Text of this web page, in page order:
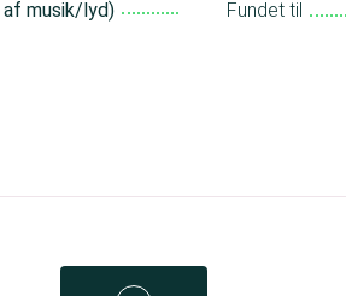
af musik/lyd) Fundet til